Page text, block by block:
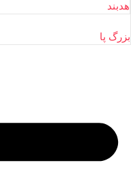
هدبند
بزرگ پا